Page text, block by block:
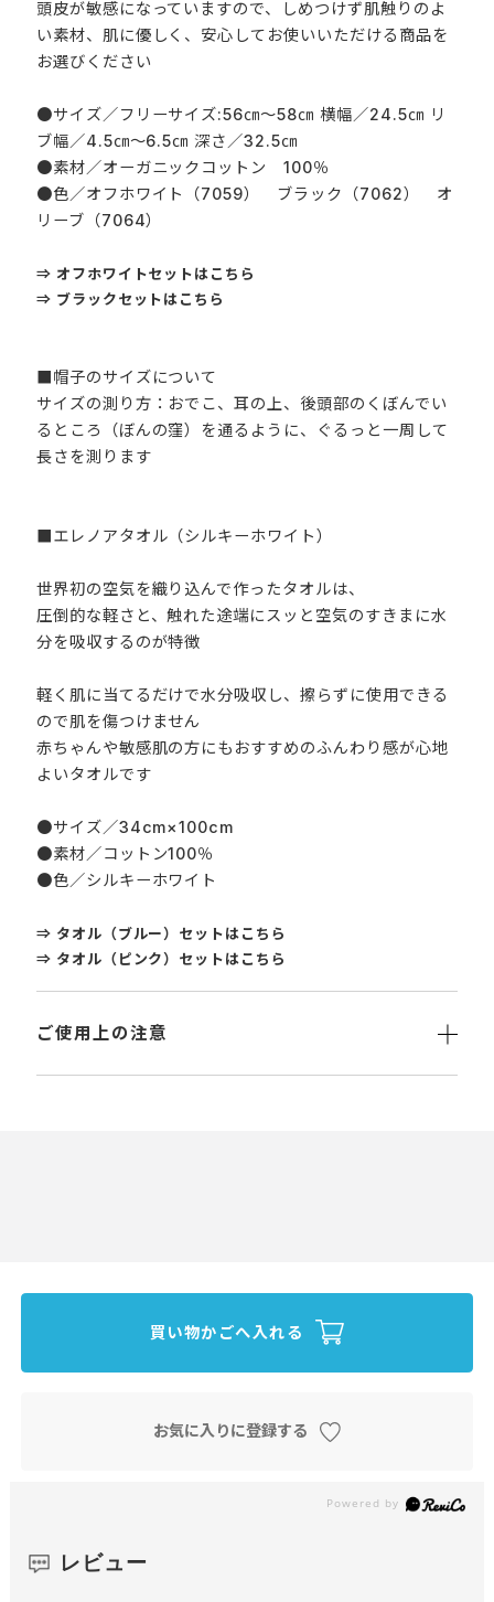
頭皮が敏感になっていますので、しめつけず肌触りのよ
い素材、肌に優しく、安心してお使いいただける商品を
お選びください
●サイズ／フリーサイズ:56㎝～58㎝ 横幅／24.5㎝ リ
ブ幅／4.5㎝～6.5㎝ 深さ／32.5㎝
●素材／オーガニックコットン 100％
●色／オフホワイト（7059） ブラック（7062） オ
リーブ（7064）
⇒ オフホワイトセットはこちら
⇒ ブラックセットはこちら
■帽子のサイズについて
サイズの測り方：おでこ、耳の上、後頭部のくぼんでい
るところ（ぼんの窪）を通るように、ぐるっと一周して
長さを測ります
■エレノアタオル（シルキーホワイト）
世界初の空気を織り込んで作ったタオルは、
圧倒的な軽さと、触れた途端にスッと空気のすきまに水
分を吸収するのが特徴
軽く肌に当てるだけで水分吸収し、擦らずに使用できる
ので肌を傷つけません
赤ちゃんや敏感肌の方にもおすすめのふんわり感が心地
よいタオルです
●サイズ／34cm×100cm
●素材／コットン100％
●色／シルキーホワイト
⇒ タオル（ブルー）セットはこちら
⇒ タオル（ピンク）セットはこちら
ご使用上の注意
買い物かごへ入れる
お気に入りに登録する
レビュー